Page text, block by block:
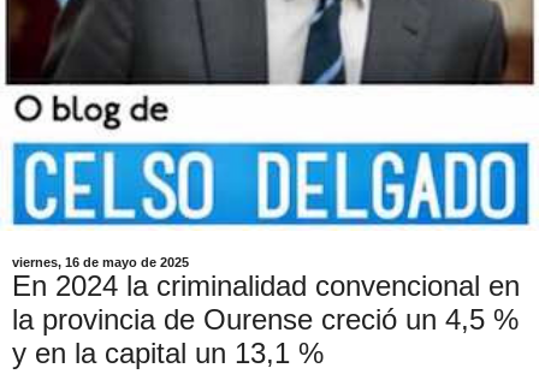
viernes, 16 de mayo de 2025
En 2024 la criminalidad convencional en
la provincia de Ourense creció un 4,5 %
y en la capital un 13,1 %